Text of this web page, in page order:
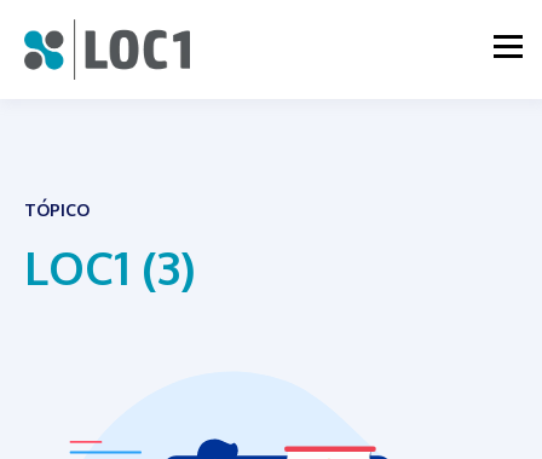
TÓPICO
LOC1 (3)